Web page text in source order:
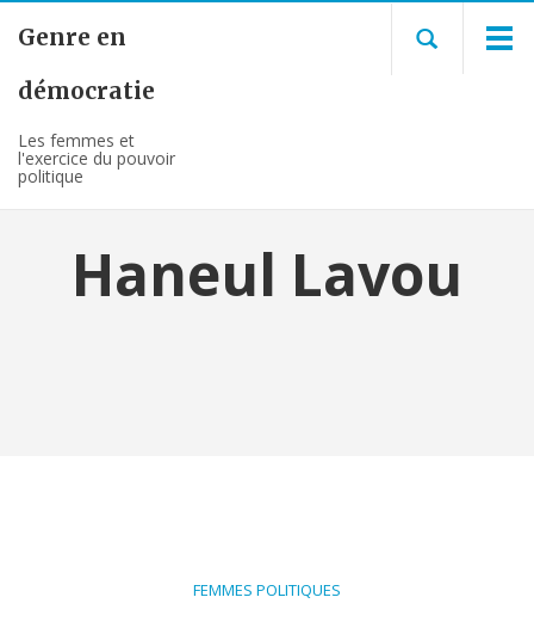
Genre en
démocratie
Les femmes et
l'exercice du pouvoir
politique
Haneul Lavou
FEMMES POLITIQUES